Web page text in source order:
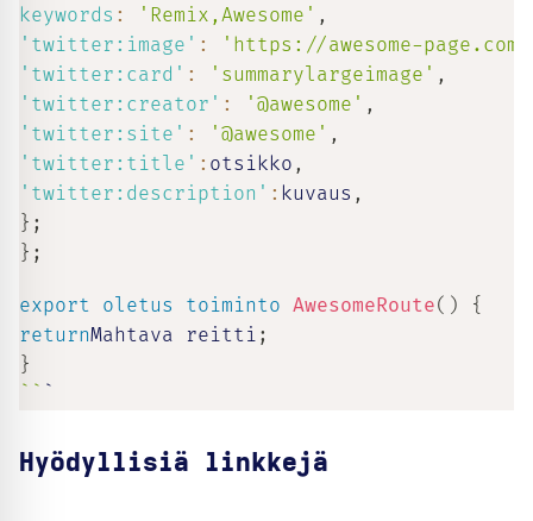
keywords : 'Remix,Awesome' ,
'twitter:image' :
'https://awesome-page.com/
'twitter:card' : 'summarylargeimage' ,
'twitter:creator' : '@awesome' ,
'twitter:site' : '@awesome' ,
'twitter:title' : otsikko ,
'twitter:description' : kuvaus ,
} ;
} ;
export oletus toiminto AwesomeRoute( )
{
returnMahtava reitti ;
}
Hyödyllisiä linkkejä